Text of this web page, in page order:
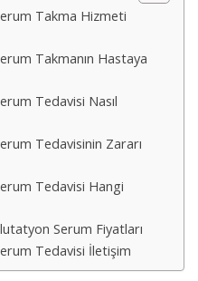
Takma Hizmeti
Takmanın Hastaya
Tedavisi Nasıl
Tedavisinin Zararı
Tedavisi Hangi
Serum Fiyatları
Tedavisi İletişim